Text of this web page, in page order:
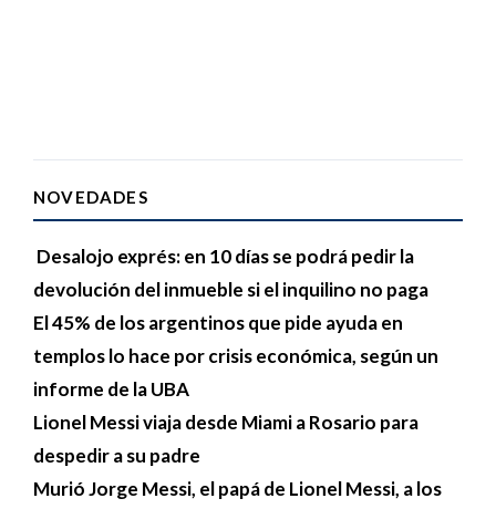
NOVEDADES
Desalojo exprés: en 10 días se podrá pedir la
devolución del inmueble si el inquilino no paga
El 45% de los argentinos que pide ayuda en
templos lo hace por crisis económica, según un
informe de la UBA
Lionel Messi viaja desde Miami a Rosario para
despedir a su padre
Murió Jorge Messi, el papá de Lionel Messi, a los